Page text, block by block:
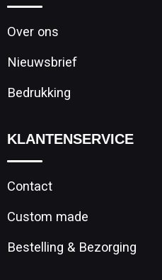
Over ons
Nieuwsbrief
Bedrukking
KLANTENSERVICE
Contact
Custom made
Bestelling & Bezorging